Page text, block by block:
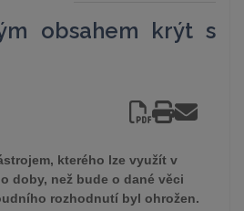
obsahem krýt s
kterého lze využít v
doby, než bude o dané věci
rozhodnutí byl ohrožen.